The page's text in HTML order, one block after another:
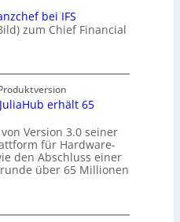
bei IFS
zum Chief Financial
erhält 65
Version 3.0 seiner
für Hardware-
den Abschluss einer
über 65 Millionen